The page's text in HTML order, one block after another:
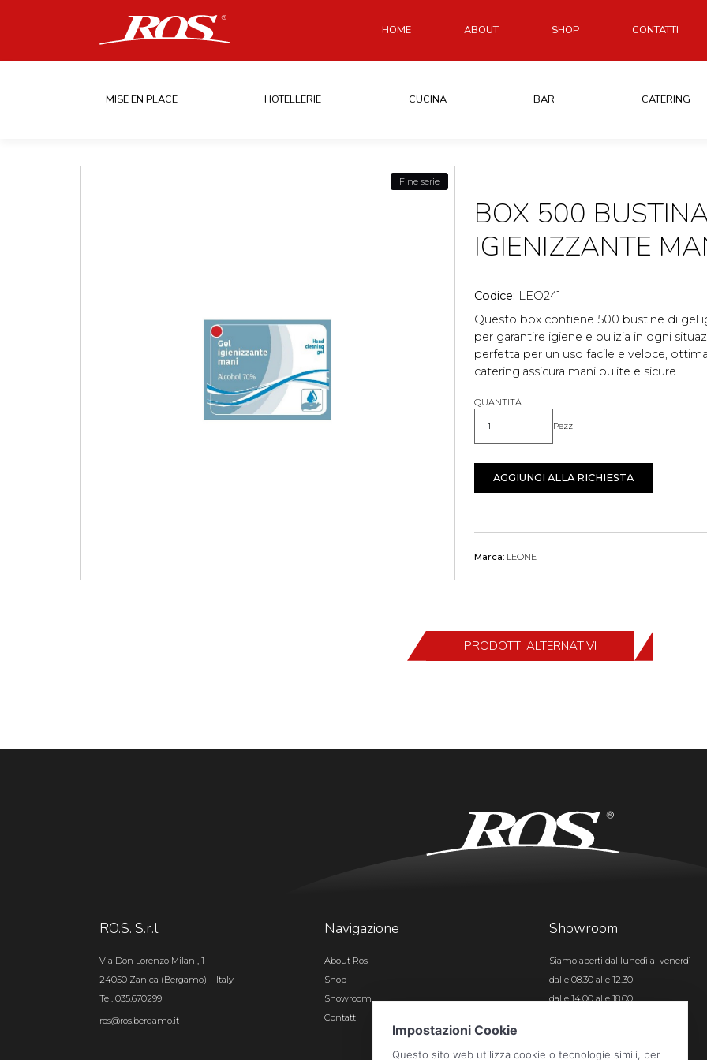
HOME ABOUT SHOP CONTATTI
MISE EN PLACE HOTELLERIE CUCINA BAR CATERING
Fine serie
BOX 500
IGIENIZZANTE
Codice: LEO241
Questo box contiene 500 bustine di gel
per garantire igiene e pulizia in ogni
perfetta per un uso facile e veloce,
catering.assicura mani pulite e sicure.
QUANTITÀ
Quantità Pezzi
AGGIUNGI ALLA RICHIESTA
Marca: LEONE
PRODOTTI ALTERNATIVI
RO.S. S.r.l.
Via Don Lorenzo Milani, 1
24050 Zanica (Bergamo) – Italy
Tel. 035.670299
ros@ros.bergamo.it
Navigazione
About Ros
Shop
Showroom
Contatti
Showroom
Siamo aperti dal lunedì al venerdì
dalle 08.30 alle 12.30
dalle 14.00 alle 18.00